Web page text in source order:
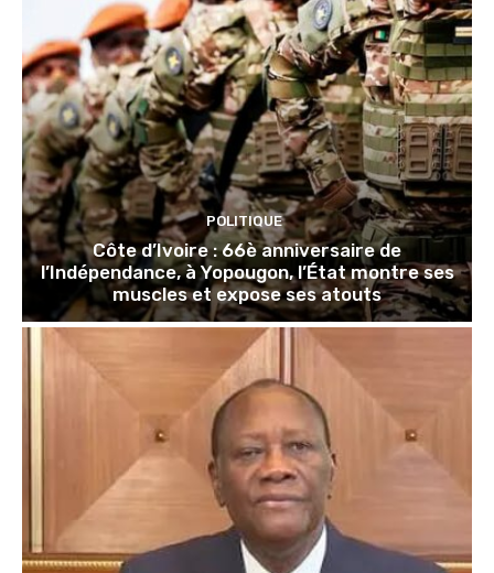
POLITIQUE
Côte d’Ivoire : 66è anniversaire de
l’Indépendance, à Yopougon, l’État montre ses
muscles et expose ses atouts